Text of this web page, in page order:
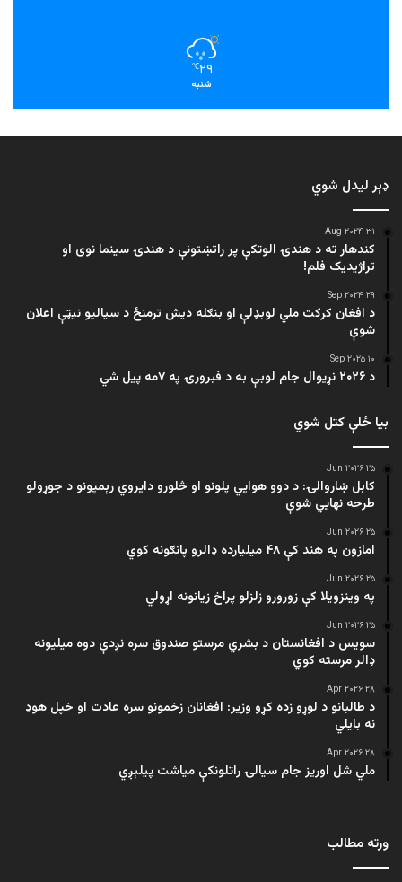
۲۹℃
شنبه
ډېر لیدل شوي
۳۱ Aug ۲۰۲۴
کندهار ته د هندۍ الوتکې پر راتښتونې د هندۍ سینما نوی او
تراژيديک فلم!
۲۹ Sep ۲۰۲۴
د افغان کرکت ملي لوبډلې او بنګله دیش ترمنځ د سیالیو نیټې اعلان
شوې
۱۰ Sep ۲۰۲۵
د ۲۰۲۶ نړیوال جام لوبې به د فبرورۍ په ۷مه پیل شي
بیا ځلې کتل شوي
۲۵ Jun ۲۰۲۶
کابل ښاروالۍ: د دوو هوايي پلونو او څلورو دایروي رېمپونو د جوړولو
طرحه نهایي شوې
۲۵ Jun ۲۰۲۶
امازون په هند کې ۴۸ میلیارده ډالرو پانګونه کوي
۲۵ Jun ۲۰۲۶
په وینزویلا کې زورورو زلزلو پراخ زیانونه اړولي
۲۵ Jun ۲۰۲۶
سویس د افغانستان د بشري مرستو صندوق سره نږدې دوه میلیونه
ډالر مرسته کوي
۲۸ Apr ۲۰۲۶
د طالبانو د لوړو زده کړو وزیر: افغانان زخمونو سره عادت او خپل هوډ
نه بایلي
۲۸ Apr ۲۰۲۶
ملي شل اوریز جام سیالۍ راتلونکې میاشت پیلېږي
ورته مطالب